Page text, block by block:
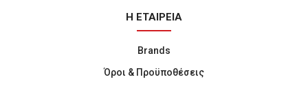
Η ΕΤΑΙΡΕΙΑ
Brands
Όροι & Προϋποθέσεις